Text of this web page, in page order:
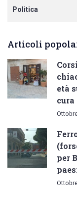
Politica
Articoli
età
cura
per